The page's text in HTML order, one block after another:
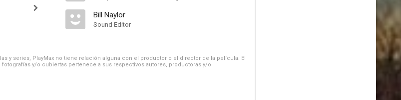
Bill Naylor
Sound Editor
y series, PlayMax no tiene relación alguna con el productor o el director de la película. El
y/o cubiertas pertenece a sus respectivos autores, productoras y/o